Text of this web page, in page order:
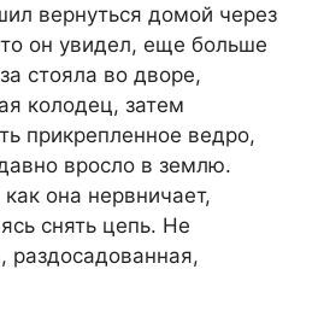
вернуться домой через
он увидел, еще больше
стояла во дворе,
колодец, затем
прикрепленное ведро,
вросло в землю.
она нервничает,
снять цепь. Не
раздосадованная,